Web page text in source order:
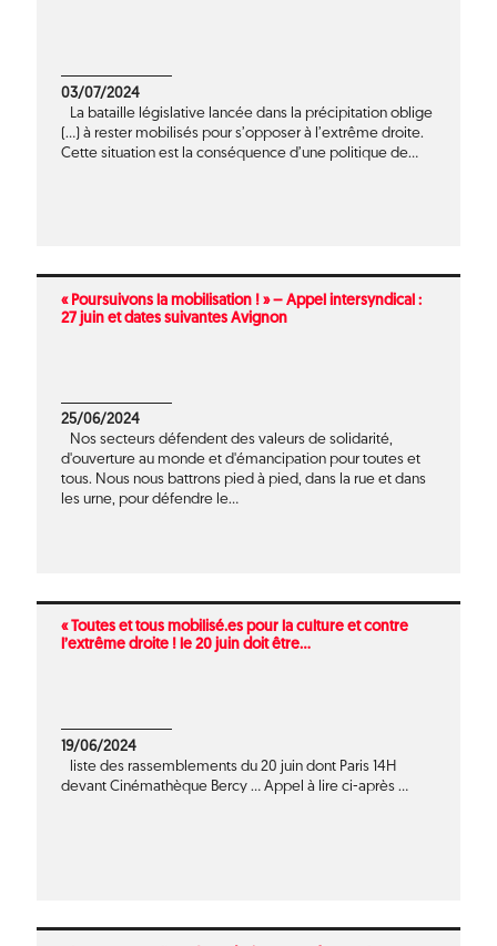
03/07/2024
La bataille législative lancée dans la précipitation oblige
(...) à rester mobilisés pour s’opposer à l’extrême droite.
Cette situation est la conséquence d’une politique de...
« Poursuivons la mobilisation ! » – Appel intersyndical :
27 juin et dates suivantes Avignon
25/06/2024
Nos secteurs défendent des valeurs de solidarité,
d'ouverture au monde et d'émancipation pour toutes et
tous. Nous nous battrons pied à pied, dans la rue et dans
les urne, pour défendre le...
« Toutes et tous mobilisé.es pour la culture et contre
l’extrême droite ! le 20 juin doit être...
19/06/2024
liste des rassemblements du 20 juin dont Paris 14H
devant Cinémathèque Bercy ... Appel à lire ci-après ...